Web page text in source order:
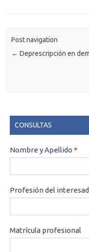
Post navigation
← Deprescripción en
CONSULTAS
CONSULTAS
Nombre y Apellido *
Profesión del
Matrícula profesional